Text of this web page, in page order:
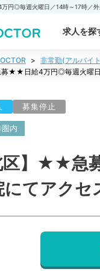
求人を探
非常勤(アルバイ
★★日給4万円◎毎週火曜日
募集停止
内
区】★★急
てアクセ